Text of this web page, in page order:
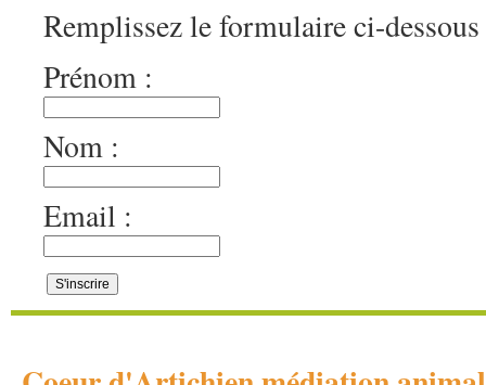
Remplissez le formulaire ci-
Prénom :
Nom :
Email :